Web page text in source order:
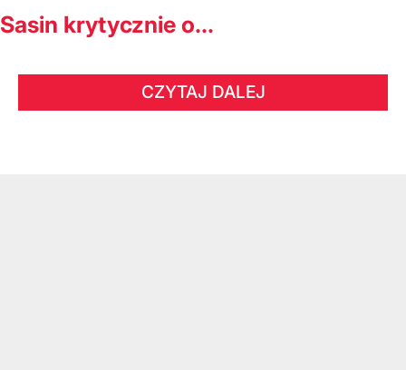
Sasin krytycznie o...
CZYTAJ DALEJ